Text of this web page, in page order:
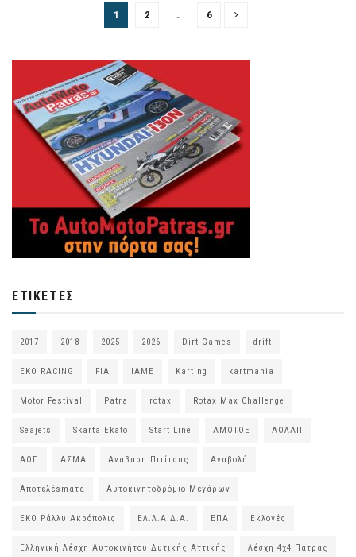
1 2 6
ΕΤΙΚΈΤΕΣ
2017 2018 2025 2026 Dirt Games drift
EKO RACING FIA IAME Karting kartmania
Motor Festival Patra rotax Rotax Max Challenge
Seajets Skarta Ekato Start Line ΑΜΟΤΟΕ ΑΟΛΑΠ
ΑΟΠ ΑΣΜΑ Ανάβαση Πιτίτσας Αναβολή
Αποτελέsmατα Αυτοκινητοδρόμιο Μεγάρων
ΕΚΟ Ράλλυ Ακρόπολις ΕΛ.Λ.Α.Δ.Α. ΕΠΑ Εκλογές
Ελληνική Λέσχη Αυτοκινήτου Δυτικής Αττικής Λέσχη 4χ4 Πάτρας